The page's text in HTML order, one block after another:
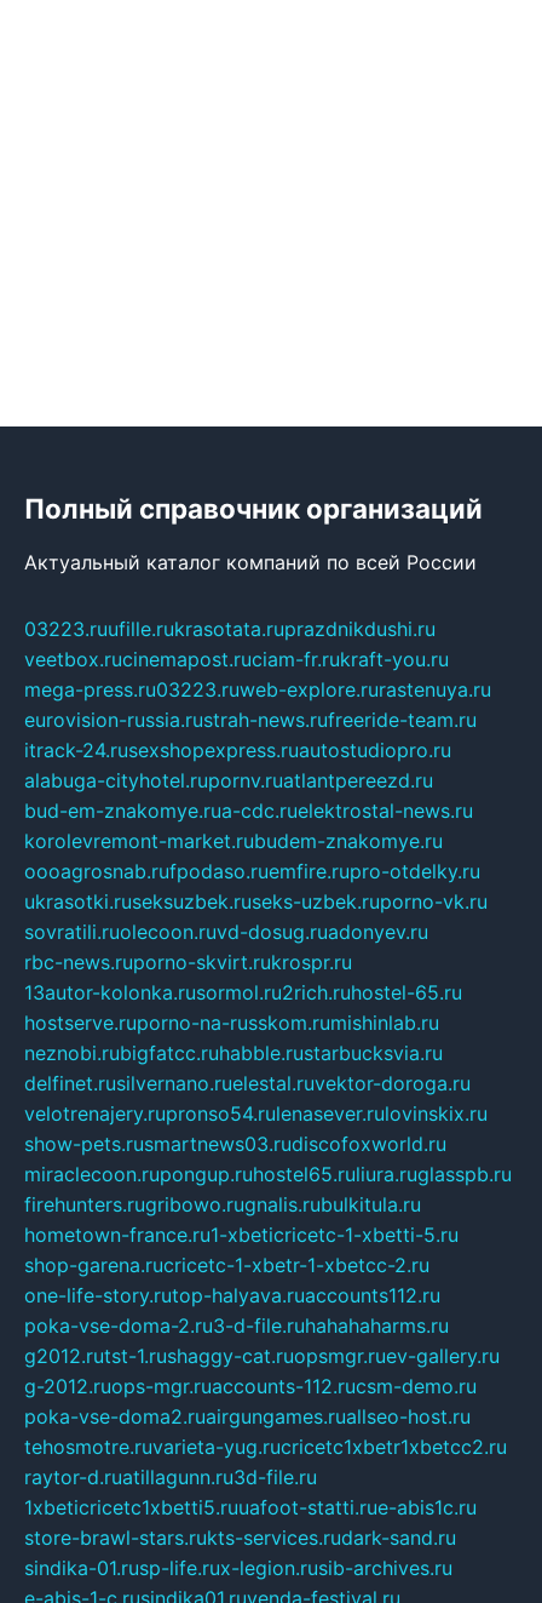
Полный справочник организаций
Актуальный каталог компаний по всей России
03223.ruufille.rukrasotata.ruprazdnikdushi.ru
veetbox.rucinemapost.ruciam-fr.rukraft-you.ru
mega-press.ru03223.ruweb-explore.rurastenuya.ru
eurovision-russia.rustrah-news.rufreeride-team.ru
itrack-24.rusexshopexpress.ruautostudiopro.ru
alabuga-cityhotel.rupornv.ruatlantpereezd.ru
bud-em-znakomye.rua-cdc.ruelektrostal-news.ru
korolevremont-market.rubudem-znakomye.ru
oooagrosnab.rufpodaso.ruemfire.rupro-otdelky.ru
ukrasotki.ruseksuzbek.ruseks-uzbek.ruporno-vk.ru
sovratili.ruolecoon.ruvd-dosug.ruadonyev.ru
rbc-news.ruporno-skvirt.rukrospr.ru
13autor-kolonka.rusormol.ru2rich.ruhostel-65.ru
hostserve.ruporno-na-russkom.rumishinlab.ru
neznobi.rubigfatcc.ruhabble.rustarbucksvia.ru
delfinet.rusilvernano.ruelestal.ruvektor-doroga.ru
velotrenajery.rupronso54.rulenasever.rulovinskix.ru
show-pets.rusmartnews03.rudiscofoxworld.ru
miraclecoon.rupongup.ruhostel65.ruliura.ruglasspb.ru
firehunters.rugribowo.rugnalis.rubulkitula.ru
hometown-france.ru1-xbeticricetc-1-xbetti-5.ru
shop-garena.rucricetc-1-xbetr-1-xbetcc-2.ru
one-life-story.rutop-halyava.ruaccounts112.ru
poka-vse-doma-2.ru3-d-file.ruhahahaharms.ru
g2012.rutst-1.rushaggy-cat.ruopsmgr.ruev-gallery.ru
g-2012.ruops-mgr.ruaccounts-112.rucsm-demo.ru
poka-vse-doma2.ruairgungames.ruallseo-host.ru
tehosmotre.ruvarieta-yug.rucricetc1xbetr1xbetcc2.ru
raytor-d.ruatillagunn.ru3d-file.ru
1xbeticricetc1xbetti5.ruuafoot-statti.rue-abis1c.ru
store-brawl-stars.rukts-services.rudark-sand.ru
sindika-01.rusp-life.rux-legion.rusib-archives.ru
e-abis-1-c.rusindika01.ruvenda-festival.ru